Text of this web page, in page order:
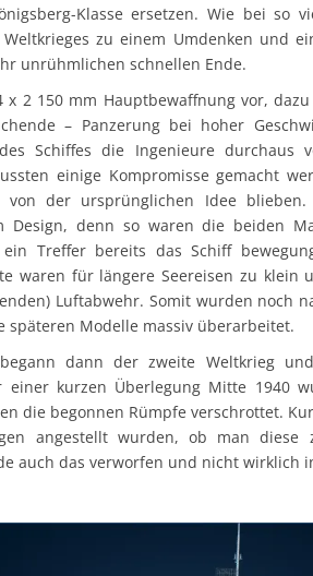
Klasse ersetzen. Wie bei so
zu einem Umdenken und
unrühmlichen schnellen Ende.
x 2 150 mm Hauptbewaffnung vor,
– Panzerung bei hoher
Schiffes die Ingenieure durchaus
einige Kompromisse gemacht
von der ursprünglichen Idee
Design, denn so waren die beiden
Treffer bereits das Schiff
waren für längere Seereisen zu klein
Luftabwehr. Somit wurden noch
späteren Modelle massiv überarbeitet.
dann der zweite Weltkrieg
einer kurzen Überlegung Mitte 1940
die begonnen Rümpfe verschrottet.
angestellt wurden, ob man diese
auch das verworfen und nicht wirklich